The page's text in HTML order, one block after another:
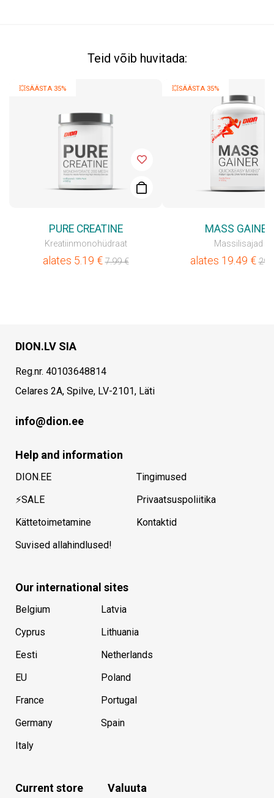
Teid võib huvitada:
💥SÄÄSTA 35%
PURE CREATINE
Kreatiinmonohüdraat
alates 5.19 €7.99€
💥SÄÄSTA 35%
MASS GAINER
Massilisajad
alates 19.49 €
DION.LV SIA
Reg.nr. 40103648814
Celares 2A, Spilve, LV-2101, Läti
info@dion.ee
Help and information
DION.EE
⚡SALE
Kättetoimetamine
Suvised allahindlused!
Tingimused
Privaatsuspoliitika
Kontaktid
Our international sites
Belgium
Cyprus
Eesti
EU
France
Germany
Italy
Latvia
Lithuania
Netherlands
Poland
Portugal
Spain
Current store Valuuta